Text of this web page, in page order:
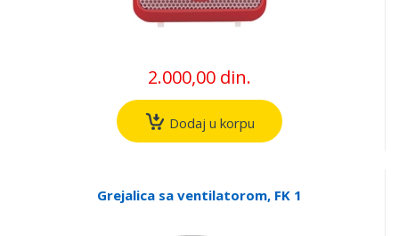
2.000,00 din.
Dodaj u korpu
Grejalica sa ventilatorom, FK 1